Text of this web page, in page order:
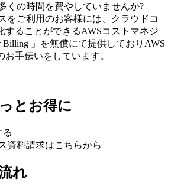
くの時間を費やしていませんか?
をご利⽤のお客様には、クラウドコ
することができるAWSコストマネジ
Billing 」を無償にて提供しておりAWS
⼿伝いをしています。
とお得に
る
資料請求はこちらから
れ